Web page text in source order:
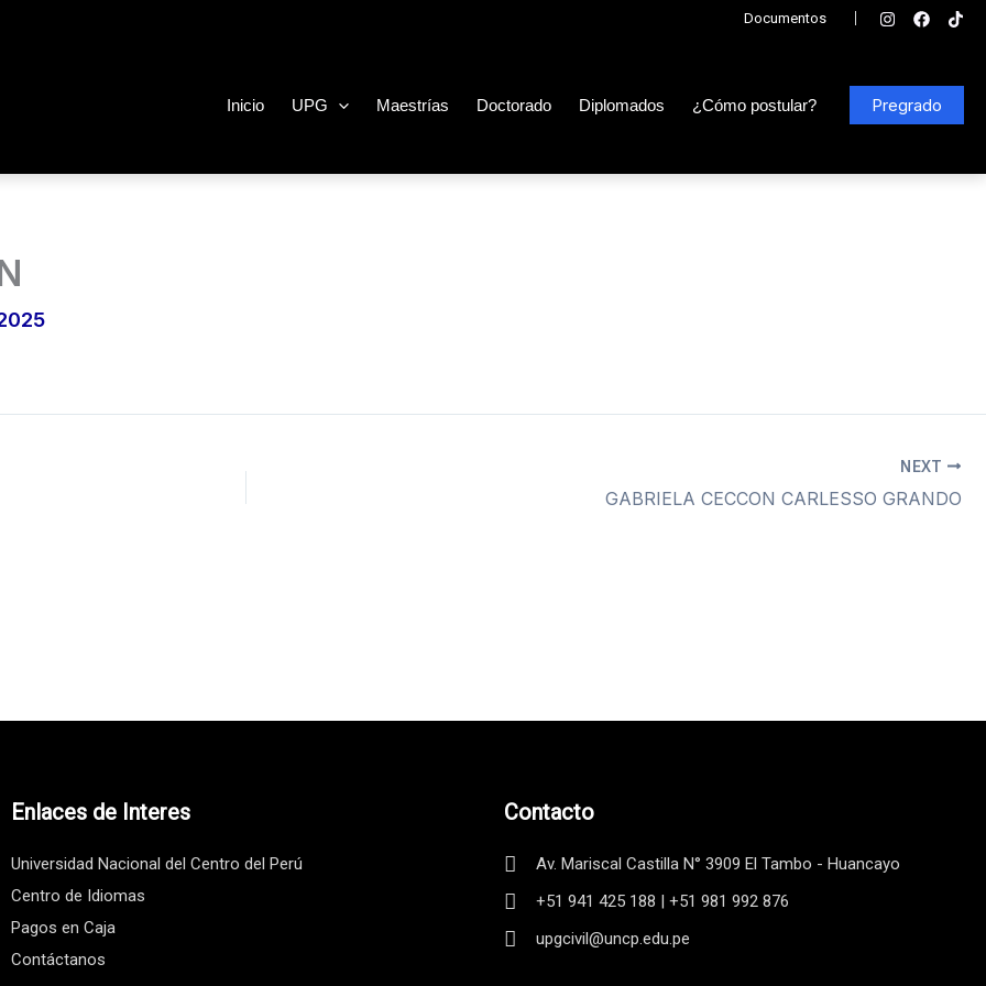
Documentos
Inicio UPG Maestrías Doctorado Diplomados ¿Cómo postular? Pregrado
NEXT
GABRIELA CECCON CARLESSO GRANDO
Enlaces de Interes
Universidad Nacional del Centro del Perú
Centro de Idiomas
Pagos en Caja
Contáctanos
Contacto
Av. Mariscal Castilla N° 3909 El Tambo - Huancayo
+51 941 425 188 | +51 981 992 876
upgcivil@uncp.edu.pe